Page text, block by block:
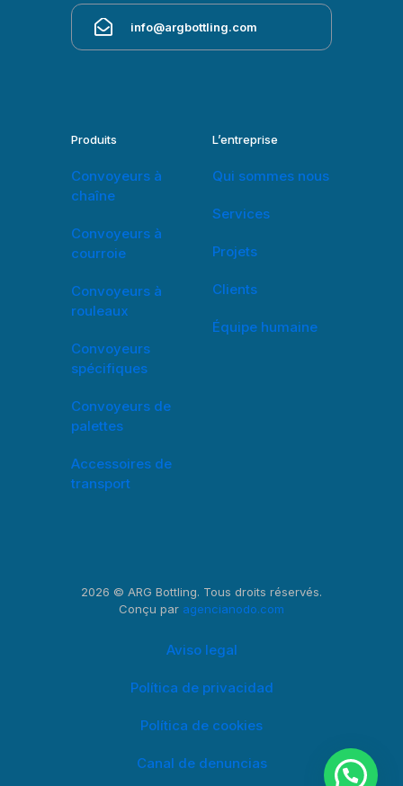
info@argbottling.com
Produits
Convoyeurs à
chaîne
Convoyeurs à
courroie
Convoyeurs à
rouleaux
Convoyeurs
spécifiques
Convoyeurs de
palettes
Accessoires de
transport
L’entreprise
Qui sommes nous
Services
Projets
Clients
Équipe humaine
2026 © ARG Bottling. Tous droits réservés.
Conçu par agencianodo.com
Aviso legal
Política de privacidad
Política de cookies
Canal de denuncias